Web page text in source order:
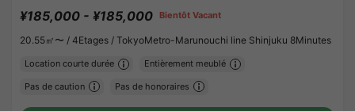
¥185,000 - ¥185,000 Bientôt Vacant
20.55㎡〜 / 4Etages / TokyoMetro-Marunouchi line Shinjuku 8Minutes
Location courte durée Entièrement meublé
Pas de caution Pas de honoraires